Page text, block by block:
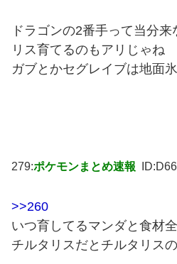
ドラゴンの2番手って当分
リス育てるのもアリじゃね
ガブとかセグレイブは地面
279:ポケモンまとめ速報
>>260
いつ育してるマンダと食材
チルタリスだとチルタリス